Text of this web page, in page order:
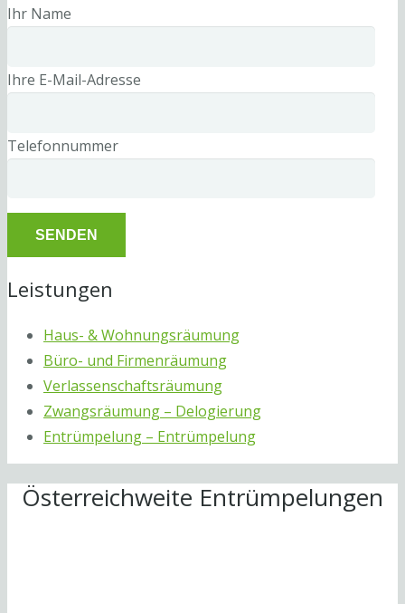
Ihr Name
Ihre E-Mail-Adresse
Telefonnummer
Leistungen
Haus- & Wohnungsräumung
Büro- und Firmenräumung
Verlassenschaftsräumung
Zwangsräumung – Delogierung
Entrümpelung – Entrümpelung
Österreichweite Entrümpelungen